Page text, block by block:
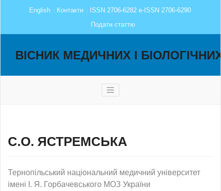
English Контакти
ISSN 2706-6282 e-ISSN 2706-6290
Подати статтю
ВІСНИК МЕДИЧНИХ І
С.О. ЯСТРЕМСЬКА
Тернопільський національний медичний університет
імені І. Я. Горбачевського МОЗ України